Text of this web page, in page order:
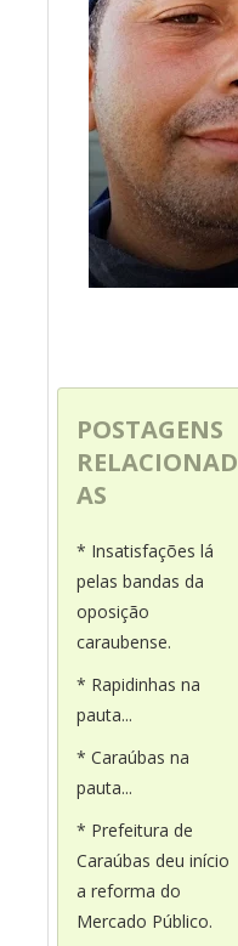
POSTAGENS
RELACIONAD
AS
* Insatisfações lá
pelas bandas da
oposição
caraubense.
* Rapidinhas na
pauta...
* Caraúbas na
pauta...
* Prefeitura de
Caraúbas deu início
a reforma do
Mercado Público.